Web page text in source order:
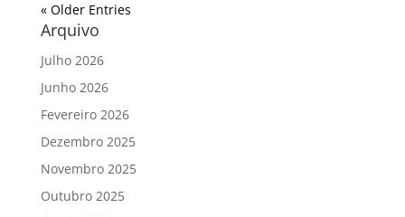
« Older Entries
Arquivo
Julho 2026
Junho 2026
Fevereiro 2026
Dezembro 2025
Novembro 2025
Outubro 2025